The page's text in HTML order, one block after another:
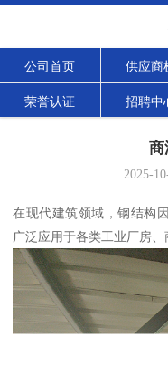
公司首页 供应商
荣誉认证 招聘中
商
2025-
在现代建筑领域，钢结构
广泛应用于各类工业厂房、